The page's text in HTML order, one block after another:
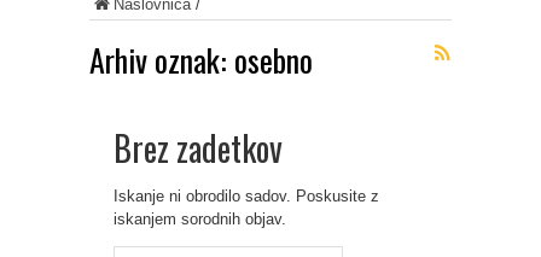
Naslovnica/
Arhiv oznak: osebno
Brez zadetkov
Iskanje ni obrodilo sadov. Poskusite z
iskanjem sorodnih objav.